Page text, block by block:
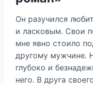
Он разучился
и ласковым. Свои
мне явно стоило
другому мужчине.
глубоко и
него. В друга